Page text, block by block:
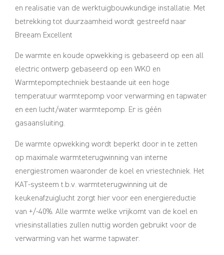
en realisatie van de werktuigbouwkundige installatie. Met
betrekking tot duurzaamheid wordt gestreefd naar
Breeam Excellent
De warmte en koude opwekking is gebaseerd op een all
electric ontwerp gebaseerd op een WKO en
Warmtepomptechniek bestaande uit een hoge
temperatuur warmtepomp voor verwarming en tapwater
en een lucht/water warmtepomp. Er is géén
gasaansluiting.
De warmte opwekking wordt beperkt door in te zetten
op maximale warmteterugwinning van interne
energiestromen waaronder de koel en vriestechniek. Het
KAT-systeem t.b.v. warmteterugwinning uit de
keukenafzuiglucht zorgt hier voor een energiereductie
van +/-40%. Alle warmte welke vrijkomt van de koel en
vriesinstallaties zullen nuttig worden gebruikt voor de
verwarming van het warme tapwater.